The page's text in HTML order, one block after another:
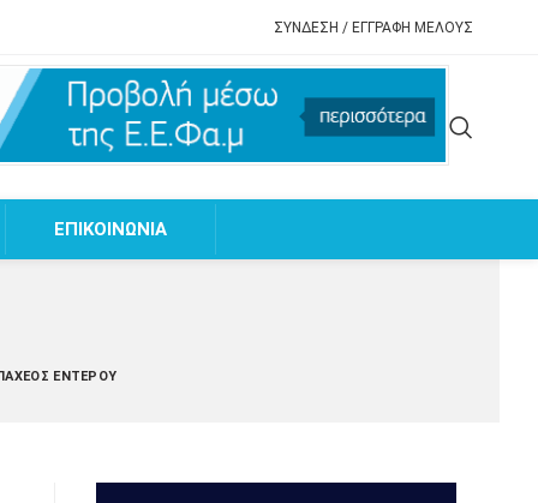
ΣΥΝΔΕΣΗ / ΕΓΓΡΑΦΗ ΜΕΛΟΥΣ
EΠΙΚΟΙΝΩΝΙΑ
ΕΝΤΈΡΟΥ